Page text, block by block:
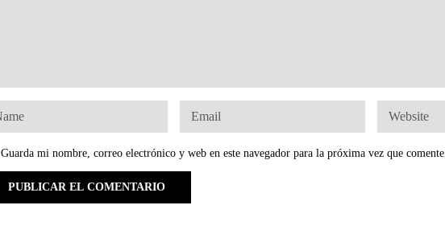
Guarda mi nombre, correo electrónico y web en este navegador para la próxima vez que comente.